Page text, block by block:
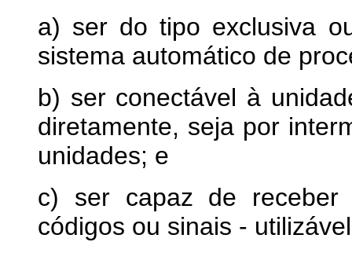
a) ser do tipo exclusiva
sistema automático de
b) ser conectável à
diretamente, seja por
unidades; e
c) ser capaz de
códigos ou sinais -